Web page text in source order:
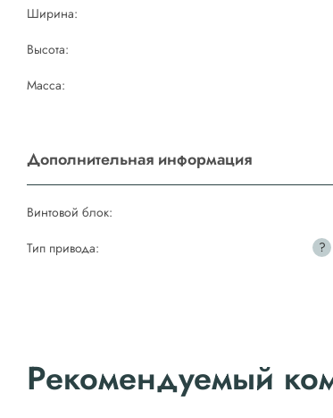
Ширина:
Высота:
Масса:
Дополнительная информация
Винтовой блок:
Тип привода:
?
Рекомендуемый